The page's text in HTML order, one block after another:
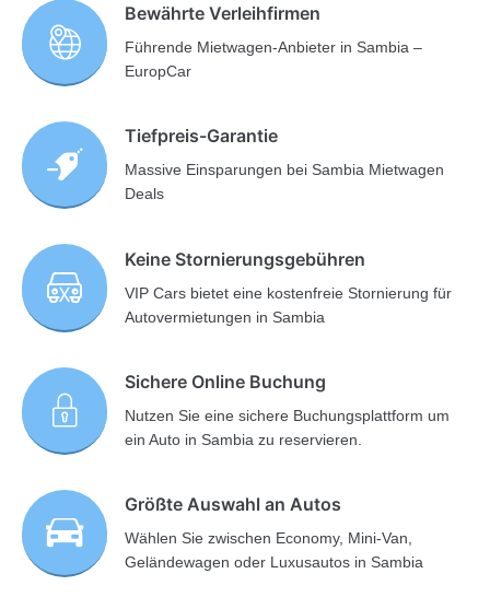
Bewährte Verleihfirmen
Führende Mietwagen-Anbieter in Sambia –
EuropCar
Tiefpreis-Garantie
Massive Einsparungen bei Sambia Mietwagen
Deals
Keine Stornierungsgebühren
VIP Cars bietet eine kostenfreie Stornierung für
Autovermietungen in Sambia
Sichere Online Buchung
Nutzen Sie eine sichere Buchungsplattform um
ein Auto in Sambia zu reservieren.
Größte Auswahl an Autos
Wählen Sie zwischen Economy, Mini-Van,
Geländewagen oder Luxusautos in Sambia